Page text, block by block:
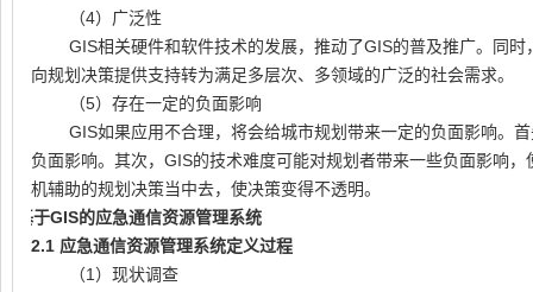
（4）广泛性
GIS相关硬件和软件技术的发展，推动了GIS的普及推广。同
向规划决策提供支持转为满足多层次、多领域的广泛的社会需求。
（5）存在一定的负面影响
GIS如果应用不合理，将会给城市规划带来一定的负面影响。
负面影响。其次，GIS的技术难度可能对规划者带来一些负面影响
机辅助的规划决策当中去，使决策变得不透明。
基于GIS的应急通信资源管理系统
2.1 应急通信资源管理系统定义过程
（1）现状调查